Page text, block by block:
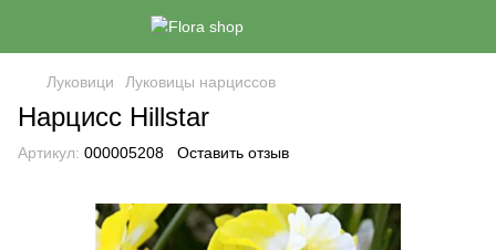
Луковици Луковицы нарциссов
Нарцисс Hillstar
Артикул: 000005208 Оставить отзыв